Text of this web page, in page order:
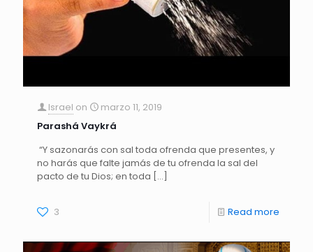
Israel on
marzo 11, 2019
Parashá Vaykrá
“Y sazonarás con sal toda ofrenda que presentes, y
no harás que falte jamás de tu ofrenda la sal del
pacto de tu Dios; en toda […]
3 Read more